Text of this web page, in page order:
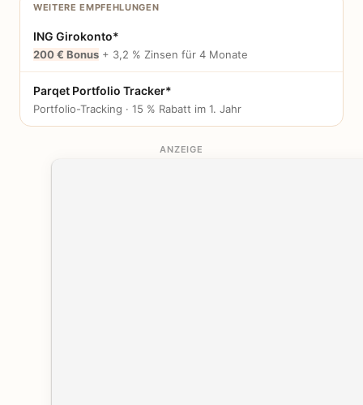
WEITERE EMPFEHLUNGEN
ING Girokonto*
200 € Bonus + 3,2 % Zinsen für 4 Monate
Parqet Portfolio Tracker*
Portfolio-Tracking · 15 % Rabatt im 1. Jahr
ANZEIGE